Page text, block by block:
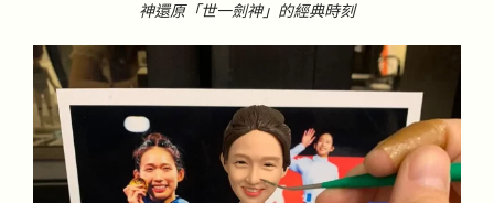
神還原「世一劍神」的經典時刻